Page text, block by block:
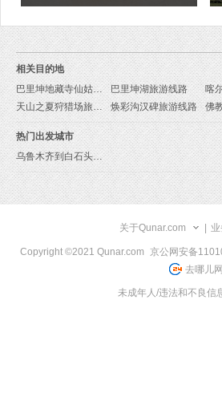
相关目的地
巴里坤地藏寺仙姑庙景区旅游线路
巴里坤湖旅游线路
天山之夏狩猎场旅游线路
焕彩沟汉碑旅游线路 佛
热门出发城市
乌鲁木齐到白石头旅游报价
关于Qunar.com
Copyright ©2021 Qunar.com 京公网安备
去哪儿
未成年人/违法和不良信